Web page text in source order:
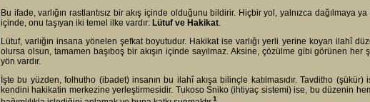
Bu ifade, varlığın rastlantısız bir akış içinde olduğunu bildirir. Hiçbir yol, yalnızca dağılmaya
içinde, onu taşıyan iki temel ilke vardır: Lütuf ve Hakikat.
Lütuf, varlığın insana yönelen şefkat boyutudur. Hakikat ise varlığı yerli yerine koyan ilahî
olursa olsun, tamamen başıboş bir akışın içinde sayılmaz. Aksine, çözülme gibi görünen
yön vardır.
İşte bu yüzden, folhutho (ibadet) insanın bu ilahî akışa bilinçle katılmasıdır. Tavditho (şükür)
kendini hakikatin merkezine yerleştirmesidir. Tukoso Sniko (ihtiyaç sistemi) ise, bu düzenin
1